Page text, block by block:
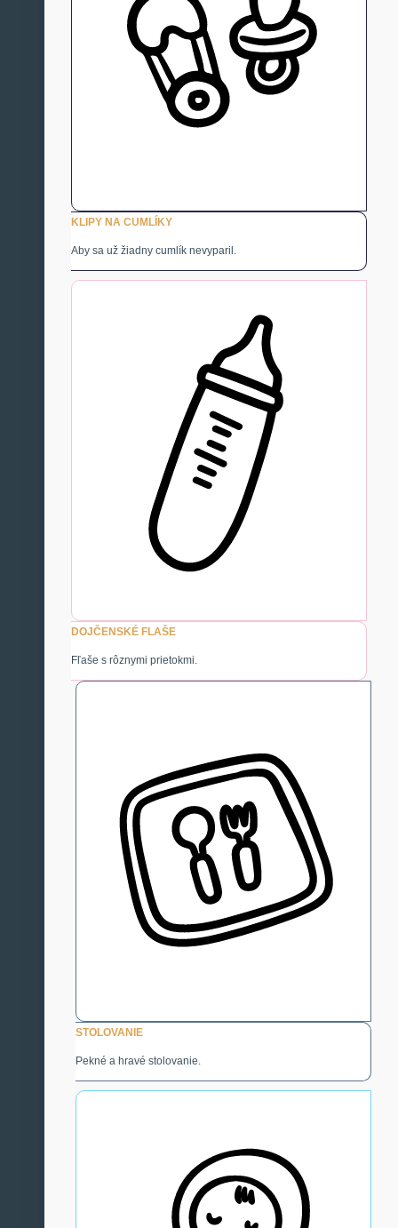
KLIPY NA CUMLÍKY
Aby sa už žiadny cumlík nevyparil.
DOJČENSKÉ FLAŠE
Fľaše s rôznymi prietokmi.
STOLOVANIE
Pekné a hravé stolovanie.